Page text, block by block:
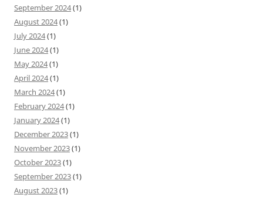
September 2024(1)
August 2024(1)
July 2024(1)
June 2024(1)
May 2024(1)
April 2024(1)
March 2024(1)
February 2024(1)
January 2024(1)
December 2023(1)
November 2023(1)
October 2023(1)
September 2023(1)
August 2023(1)